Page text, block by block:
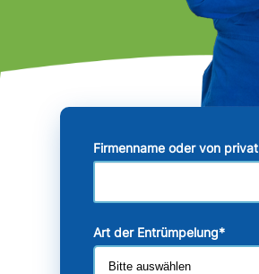
Firmenname oder von privat
Art der Entrümpelung*